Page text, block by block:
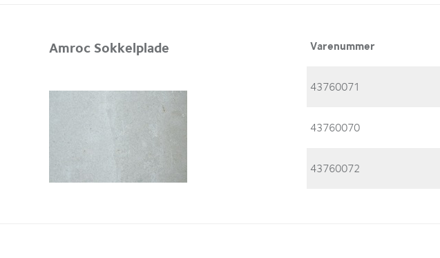
Amroc Sokkelplade Varenummer
43760071
43760070
43760072